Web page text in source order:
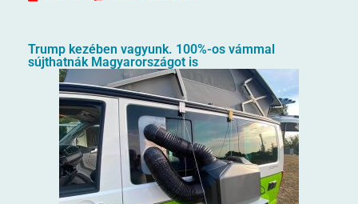
Trump kezében vagyunk. 100%-os vámmal
sújthatnák Magyarországot is